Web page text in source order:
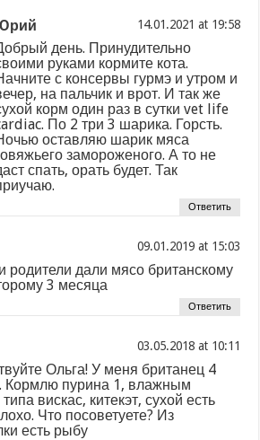
at
день. Принудительно
руками кормите кота.
с консервы гурмэ и утром и
на пальчик и врот. И так же
корм один раз в сутки vet life
По 2 три 3 шарика. Горсть.
оставляю шарик мяса
замороженого. А то не
спать, орать будет. Так
Ответить
at
родители дали мясо британскому
3 месяца
Ответить
at
Ольга! У меня британец 4
Кормлю пурина 1, влажным
вискас, китекэт, сухой есть
Что посоветуете? Из
есть рыбу